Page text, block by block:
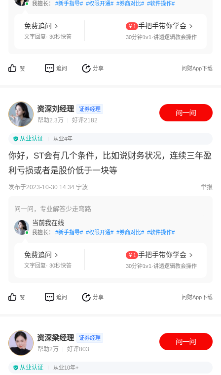
我擅长： #新手指导# #权限开通# #券商对比# #软件操作#
免费追问
文字回复· 30秒快答
￥1 手把手带你学会
30分钟1v1·讲透逻辑教会操作
赞 追问 分享 问财App下载
资深刘经理 证券经理
帮助2.3万 好评2182
从业认证 从业4年
你好，ST会有几个条件，比如说财务状况，连续三年盈
利亏损或者是股价低于一块等
发布于2023-10-30 14:34 宁波 举报
问一问，专业解答少走弯路
当前我在线
我擅长： #新手指导# #权限开通# #券商对比# #软件操作#
免费追问
文字回复· 30秒快答
￥1 手把手带你学会
30分钟1v1·讲透逻辑教会操作
赞 追问 分享 问财App下载
资深梁经理 证券经理
帮助2万 好评803
从业认证 从业10年+